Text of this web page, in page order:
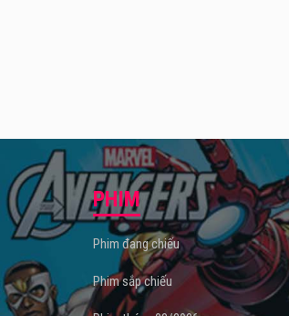
PHIM
Phim đang chiếu
Phim sắp chiếu